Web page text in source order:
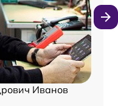
Иванов